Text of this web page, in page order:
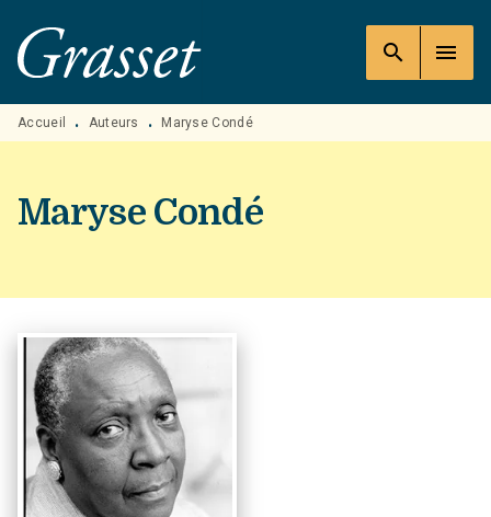
MENU RECHERCHE
PIED DE PAGE
search menu
Accueil • Auteurs • Maryse Condé
Maryse Condé